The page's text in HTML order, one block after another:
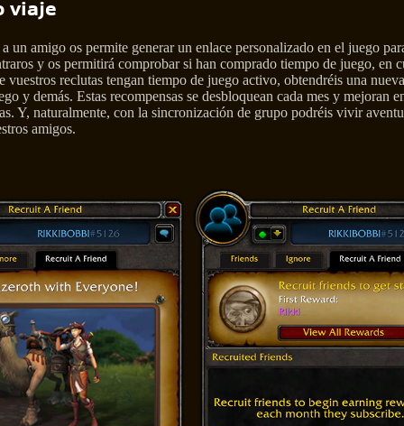
viaje
un amigo os permite generar un enlace personalizado en el juego
y os permitirá comprobar si han comprado tiempo de juego, en
vuestros reclutas tengan tiempo de juego activo, obtendréis una
y demás. Estas recompensas se desbloquean cada mes y mejoran
Y, naturalmente, con la sincronización de grupo podréis vivir
amigos.